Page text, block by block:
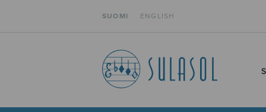
SUOMI ENGLISH